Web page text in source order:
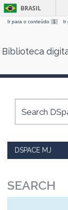
Skip
BRASIL
Ir para o conteúdo 1 Ir
Biblioteca
DSPACE MJ
SEARCH